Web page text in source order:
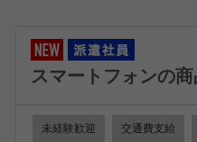
スマートフォンの
未経験歓迎 交通費支給